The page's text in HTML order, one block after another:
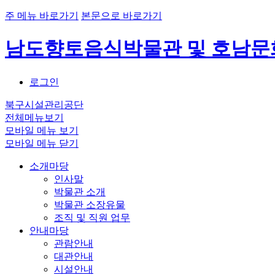
주 메뉴 바로가기 본문으로 바로가기
남도향토음식박물관 및 호남
로그인
북구시설관리공단
전체메뉴보기
모바일 메뉴 보기
모바일 메뉴 닫기
소개마당
인사말
박물관 소개
박물관 소장유물
조직 및 직원 업무
안내마당
관람안내
대관안내
시설안내